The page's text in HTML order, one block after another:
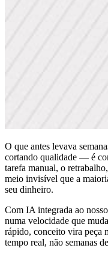
O que antes levava
cortando qualidade — é
tarefa manual, o
meio invisível que a
seu dinheiro.
Com IA integrada ao
numa velocidade que
rápido, conceito vira peça
tempo real, não semanas